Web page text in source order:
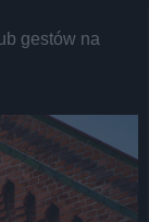
gestów na